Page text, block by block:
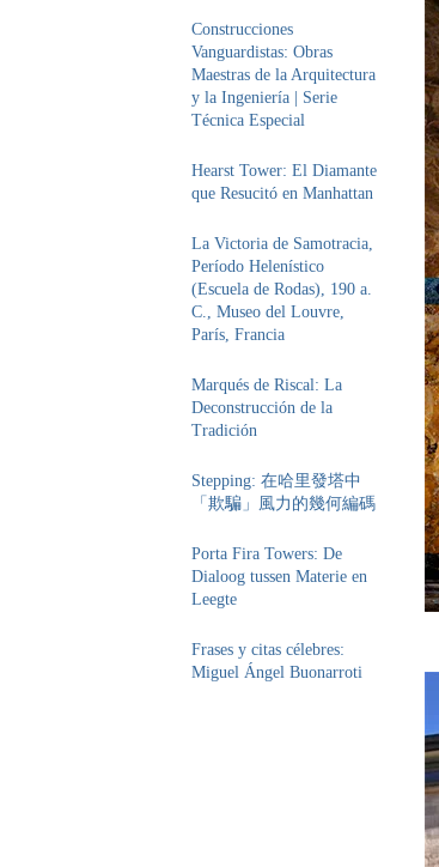
Construcciones
Vanguardistas: Obras
Maestras de la Arquitectura
y la Ingeniería | Serie
Técnica Especial
Hearst Tower: El Diamante
que Resucitó en Manhattan
La Victoria de Samotracia,
Período Helenístico
(Escuela de Rodas), 190 a.
C., Museo del Louvre,
París, Francia
Marqués de Riscal: La
Deconstrucción de la
Tradición
Stepping: 在哈里發塔中
「欺騙」風力的幾何編碼
Porta Fira Towers: De
Dialoog tussen Materie en
Leegte
Frases y citas célebres:
Miguel Ángel Buonarroti